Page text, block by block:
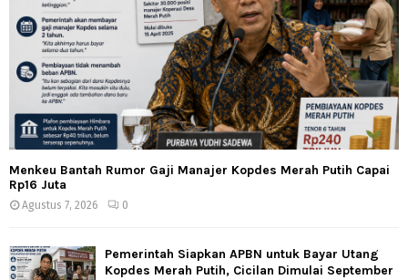
Menkeu Bantah Rumor Gaji Manajer Kopdes Merah Putih Capai
Rp16 Juta
Agustus 7, 2026 0
Pemerintah Siapkan APBN untuk Bayar Utang
Kopdes Merah Putih, Cicilan Dimulai September